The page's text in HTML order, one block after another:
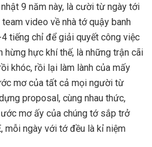
9 năm này, là cười từ ngày tới
video về nhà tớ quậy banh
tiếng chỉ để giải quyết công việc
hừng hực khí thế, là những trận cãi
khóc, rồi lại làm lành của mấy
mơ của tất cả mọi người từ
proposal, cùng nhau thức,
mơ ấy của chúng tớ sắp trở
mỗi ngày với tớ đều là kỉ niệm